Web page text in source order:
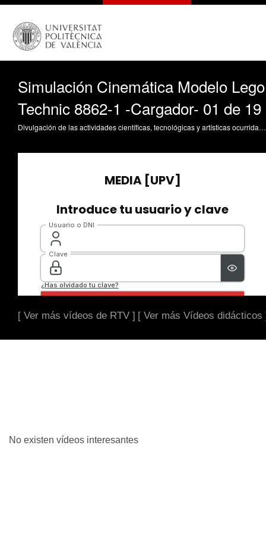
Simulación Cinemática Modelo Lego
Technic 8862-1 -Cargador- 01 de 19
Divulgación de las actividades científicas, tecnológicas y artísticas ocurridas en los tres campus de la UPV
[ Ver más vídeos de RTV ] [ Ver más Vídeos didácticos
No existen vídeos interesantes